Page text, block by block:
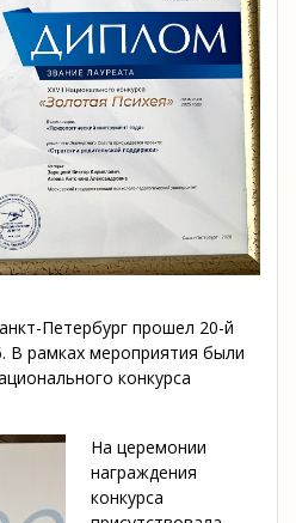
Петербург прошел 20-й
В рамках мероприятия были
конкурса
На церемонии
награждения
конкурса